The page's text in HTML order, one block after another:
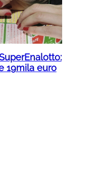
19mila euro